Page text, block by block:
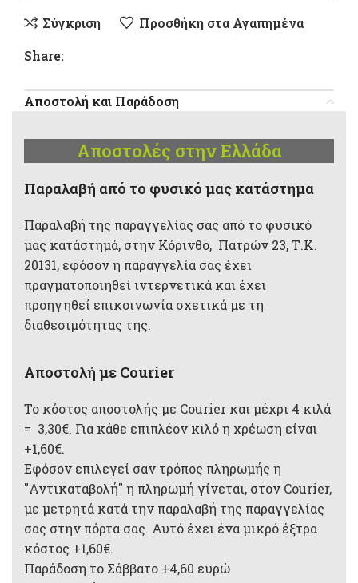
Σύγκριση
Προσθήκη στα Αγαπημένα
Share:
Αποστολή και Παράδοση
Αποστολές στην Ελλάδα
Παραλαβή από το φυσικό μας κατάστημα
Παραλαβή της παραγγελίας σας από το φυσικό
μας κατάστημά, στην Κόρινθο, Πατρών 23, Τ.Κ.
20131, εφόσον η παραγγελία σας έχει
πραγματοποιηθεί ιντερνετικά και έχει
προηγηθεί επικοινωνία σχετικά με τη
διαθεσιμότητας της.
Αποστολή με Courier
Το κόστος αποστολής με Courier και μέχρι 4 κιλά
= 3,30€. Για κάθε επιπλέον κιλό η χρέωση είναι
+1,60€.
Εφόσον επιλεγεί σαν τρόπος πληρωμής η
"Αντικαταβολή" η πληρωμή γίνεται, στον Courier,
με μετρητά κατά την παραλαβή της παραγγελίας
σας στην πόρτα σας. Αυτό έχει ένα μικρό έξτρα
κόστος +1,60€.
Παράδοση το Σάββατο +4,60 ευρώ